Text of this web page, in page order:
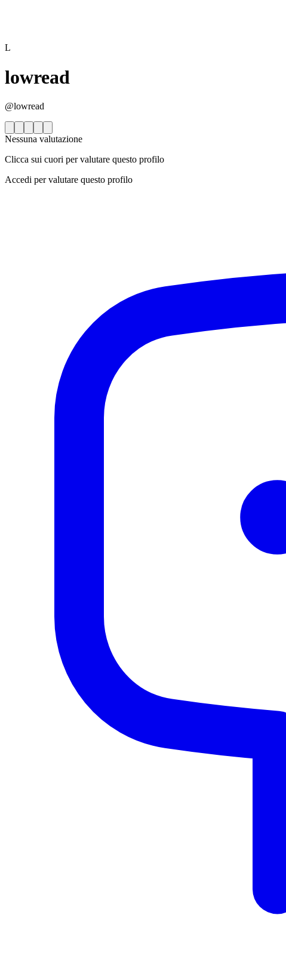
L
lowread
@lowread
Nessuna valutazione
Clicca sui cuori per valutare questo profilo
Accedi per valutare questo profilo